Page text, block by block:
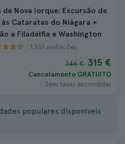
Nova Iorque: Excursão de
às Cataratas do Niágara +
a Filadélfia e Washington
1.331 avaliações
346 € 315 €
Cancelamento GRATUITO
Sem taxas escondidas
populares disponíveis